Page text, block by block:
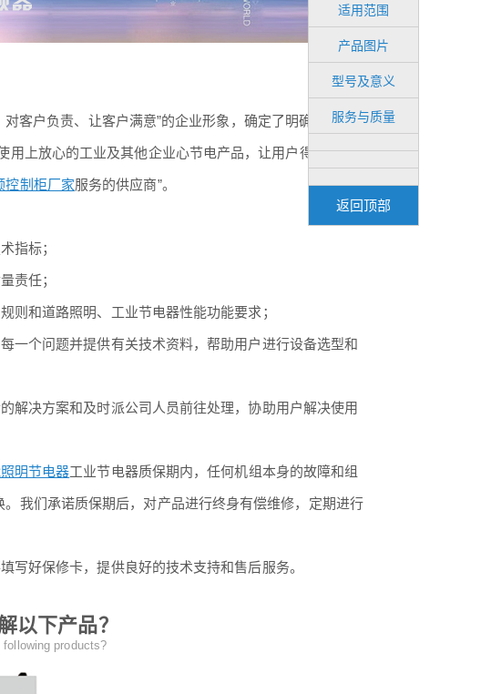
客户负责、让客户满意”的企业形象，确定了明确的企业
用上放心的工业及其他企业心节电产品，让用户得到满意
控制柜厂家服务的供应商”。
指标；
责任；
和道路照明、工业节电器性能功能要求；
个问题并提供有关技术资料，帮助用户进行设备选型和
决方案和及时派公司人员前往处理，协助用户解决使用
明节电器工业节电器质保期内，任何机组本身的故障和组
我们承诺质保期后，对产品进行终身有偿维修，定期进行
好保修卡，提供良好的技术支持和售后服务。
以下产品？
products?
适用范围
产品图片
型号及意义
服务与质量
返回顶部